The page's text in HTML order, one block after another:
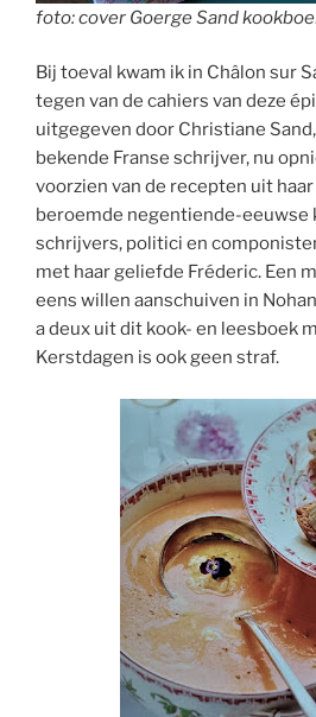
foto: cover Goerge Sand
Bij toeval kwam ik in Châlon sur
tegen van de cahiers van deze
uitgegeven door Christiane
bekende Franse schrijver, nu
voorzien van de recepten uit
beroemde negentiende-eeuwse
schrijvers, politici en
met haar geliefde Fréderic. Een
eens willen aanschuiven in
a deux uit dit kook- en leesboek
Kerstdagen is ook geen straf.